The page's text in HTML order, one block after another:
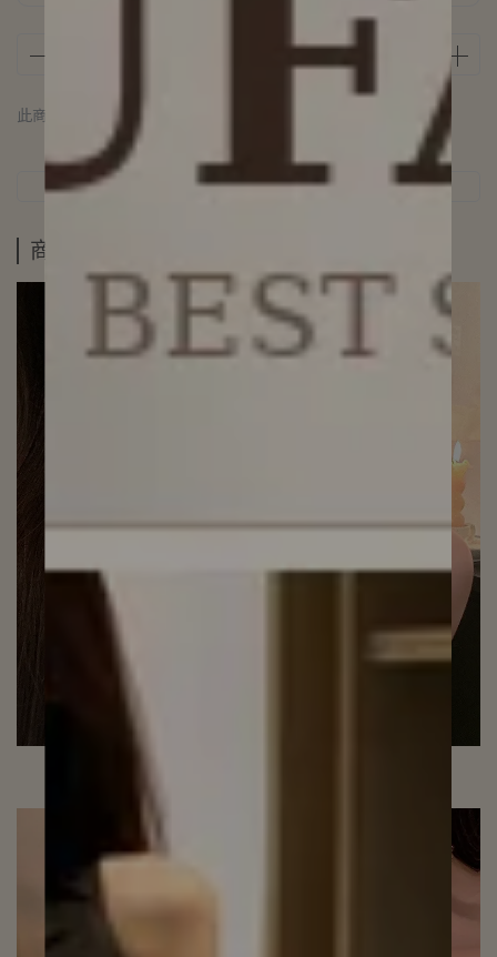
此商品 「 最高 」可以折抵紅利 NT$10,000)
商品介紹 規格說明 運送方式
商品介紹